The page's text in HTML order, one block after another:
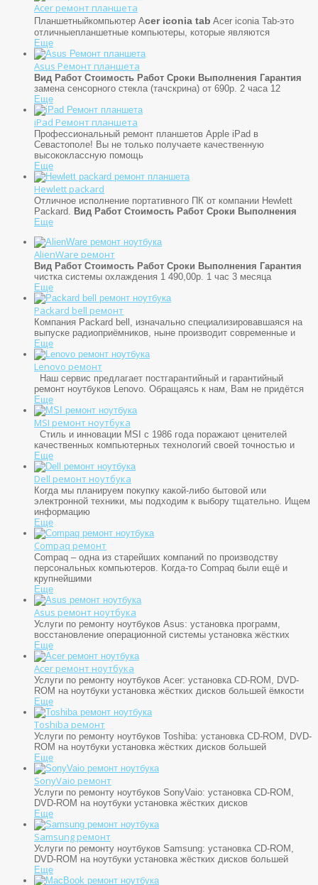
Acer ремонт планшета
Планшетныйкомпьютер Acer iconia tab Acer iconia Tab-это
отличныепланшетные компьютеры, которые являются
Еще
Asus Ремонт планшета
Вид Работ Стоимость Работ Сроки Выполнения Гарантия
замена сенсорного стекла (тачскрина) от 690р. 2 часа 12
Еще
iPad Ремонт планшета
Профессиональный ремонт планшетов Apple iPad в
Севастополе! Вы не только получаете качественную
высококлассную помощь
Еще
Hewlett packard
Отличное исполнение портативного ПК от компании Hewlett
Packard.
Вид Работ Стоимость Работ Сроки Выполнения
Еще
AlienWare ремонт
Вид Работ Стоимость Работ Сроки Выполнения Гарантия
чистка системы охлаждения 1 490,00р. 1 час 3 месяца
Еще
Packard bell ремонт
Компания Packard bell, изначально специализировавшаяся на
выпуске радиоприёмников, ныне производит современные и
Еще
Lenovo ремонт
Наш сервис предлагает постгарантийный и гарантийный
ремонт ноутбуков Lenovo. Обращаясь к нам, Вам не придётся
Еще
MSI ремонт ноутбука
Стиль и инновации MSI с 1986 года поражают ценителей
качественных компьютерных технологий своей точностью и
Еще
Dell ремонт ноутбука
Когда мы планируем покупку какой-либо бытовой или
электронной техники, мы подходим к выбору тщательно. Ищем
информацию
Еще
Compaq ремонт
Compaq – одна из старейших компаний по производству
персональных компьютеров. Когда-то Compaq были ещё и
крупнейшими
Еще
Asus ремонт ноутбука
Услуги по ремонту ноутбуков Asus: установка программ,
восстановление операционной системы установка жёстких
Еще
Acer ремонт ноутбука
Услуги по ремонту ноутбуков Acer: установка CD-ROM, DVD-
ROM на ноутбуки установка жёстких дисков большей ёмкости
Еще
Toshiba ремонт
Услуги по ремонту ноутбуков Toshiba: установка CD-ROM, DVD-
ROM на ноутбуки установка жёстких дисков большей
Еще
SonyVaio ремонт
Услуги по ремонту ноутбуков SonyVaio: установка CD-ROM,
DVD-ROM на ноутбуки установка жёстких дисков
Еще
Samsung ремонт
Услуги по ремонту ноутбуков Samsung: установка CD-ROM,
DVD-ROM на ноутбуки установка жёстких дисков большей
Еще